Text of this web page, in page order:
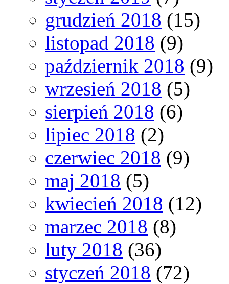
grudzień 2018 (15)
listopad 2018 (9)
październik 2018 (9)
wrzesień 2018 (5)
sierpień 2018 (6)
lipiec 2018 (2)
czerwiec 2018 (9)
maj 2018 (5)
kwiecień 2018 (12)
marzec 2018 (8)
luty 2018 (36)
styczeń 2018 (72)